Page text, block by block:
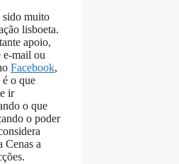
sido muito
lisboeta.
apoio,
e-mail ou
Facebook,
é o que
ir
o que
o poder
Cenas a